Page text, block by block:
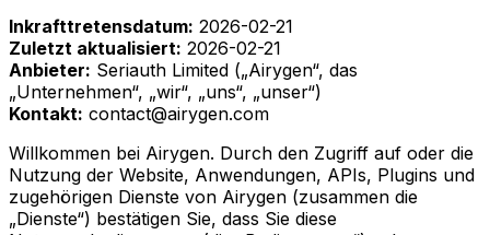
Inkrafttretensdatum: 2026-02-21
Zuletzt aktualisiert: 2026-02-21
Anbieter: Seriauth Limited („Airygen“, das
„Unternehmen“, „wir“, „uns“, „unser“)
Kontakt: contact@airygen.com
Willkommen bei Airygen. Durch den Zugriff auf oder die
Nutzung der Website, Anwendungen, APIs, Plugins und
zugehörigen Dienste von Airygen (zusammen die
„Dienste“) bestätigen Sie, dass Sie diese